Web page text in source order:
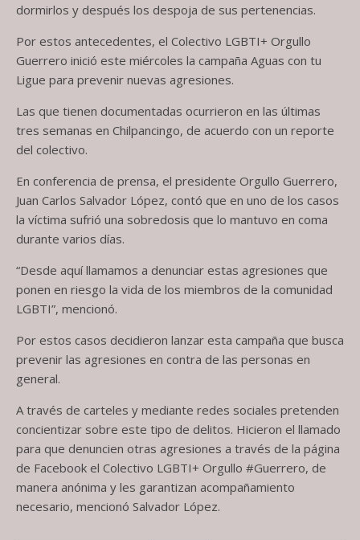
dormirlos y después los despoja de sus pertenencias.
Por estos antecedentes, el Colectivo LGBTI+ Orgullo
Guerrero inició este miércoles la campaña Aguas con tu
Ligue para prevenir nuevas agresiones.
Las que tienen documentadas ocurrieron en las últimas
tres semanas en Chilpancingo, de acuerdo con un reporte
del colectivo.
En conferencia de prensa, el presidente Orgullo Guerrero,
Juan Carlos Salvador López, contó que en uno de los casos
la víctima sufrió una sobredosis que lo mantuvo en coma
durante varios días.
“Desde aquí llamamos a denunciar estas agresiones que
ponen en riesgo la vida de los miembros de la comunidad
LGBTI”, mencionó.
Por estos casos decidieron lanzar esta campaña que busca
prevenir las agresiones en contra de las personas en
general.
A través de carteles y mediante redes sociales pretenden
concientizar sobre este tipo de delitos. Hicieron el llamado
para que denuncien otras agresiones a través de la página
de Facebook el Colectivo LGBTI+ Orgullo #Guerrero, de
manera anónima y les garantizan acompañamiento
necesario, mencionó Salvador López.